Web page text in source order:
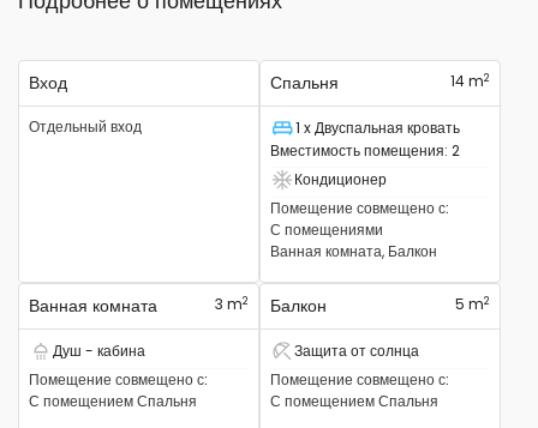
Вход
Отдельный вход
Спальня 14 m2
Спальное место
1 x Двуспальная кровать
Вместимость помещения: 2
Есть кондиционер
Кондиционер
Помещение совмещено с:
С помещениями
Ванная комната, Балкон
Ванная комната 3 m2
Есть душевая кабина
Душ - кабина
Помещение совмещено с:
С помещениемСпальня
Балкон 5 m2
Проживание – защита от солнца
Защита от солнца
Помещение совмещено с:
С помещениемСпальня